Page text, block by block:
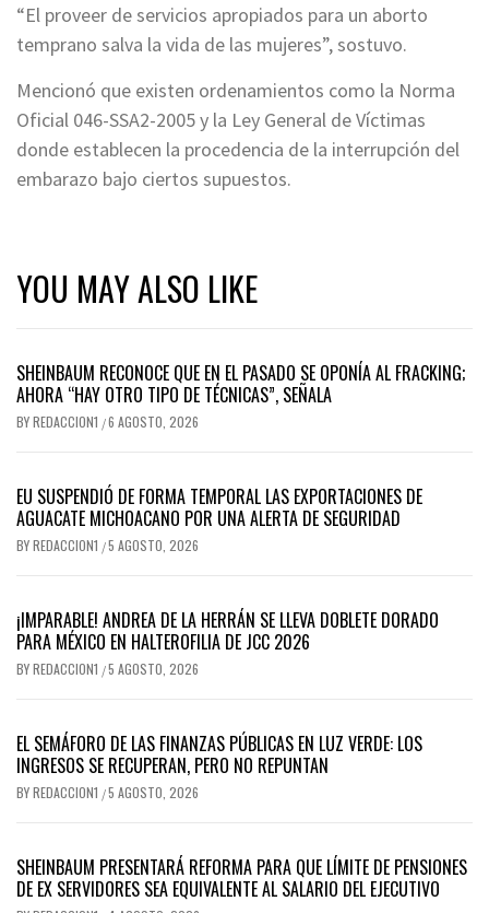
“El proveer de servicios apropiados para un aborto
temprano salva la vida de las mujeres”, sostuvo.
Mencionó que existen ordenamientos como la Norma
Oficial 046-SSA2-2005 y la Ley General de Víctimas
donde establecen la procedencia de la interrupción del
embarazo bajo ciertos supuestos.
YOU MAY ALSO LIKE
SHEINBAUM RECONOCE QUE EN EL PASADO SE OPONÍA AL FRACKING;
AHORA “HAY OTRO TIPO DE TÉCNICAS”, SEÑALA
BYREDACCION1 /6 AGOSTO, 2026
EU SUSPENDIÓ DE FORMA TEMPORAL LAS EXPORTACIONES DE
AGUACATE MICHOACANO POR UNA ALERTA DE SEGURIDAD
BYREDACCION1 /5 AGOSTO, 2026
¡IMPARABLE! ANDREA DE LA HERRÁN SE LLEVA DOBLETE DORADO
PARA MÉXICO EN HALTEROFILIA DE JCC 2026
BYREDACCION1 /5 AGOSTO, 2026
EL SEMÁFORO DE LAS FINANZAS PÚBLICAS EN LUZ VERDE: LOS
INGRESOS SE RECUPERAN, PERO NO REPUNTAN
BYREDACCION1 /5 AGOSTO, 2026
SHEINBAUM PRESENTARÁ REFORMA PARA QUE LÍMITE DE PENSIONES
DE EX SERVIDORES SEA EQUIVALENTE AL SALARIO DEL EJECUTIVO